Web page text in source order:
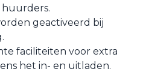
huurders.
geactiveerd bij
faciliteiten voor extra
het in- en uitladen.